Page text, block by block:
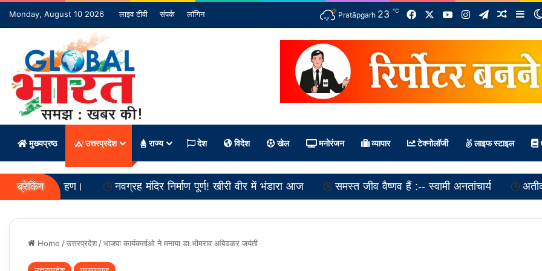
Monday, August 10 2026 लाइव टीवी संपर्क लॉगिन Pratāpgarh 23 ℃ FacebookYouTubeInstagram
Telegram
मुख्यप्रष्ठ उत्तरप्रदेश राज्य देश विदेश खेल मनोरंजन व्यापार टेक्नोलॉजी लाइफ स्टाइल
ब्रेकिंग
नवग्रह मंदिर निर्माण पूर्ण! खीरी वीर में भंडारा आज समस्त जीव वैष्णव हैं :-- स्वामी अनतांचार्य अतीक अहमद के बेटे समेत
Home /उत्तरप्रदेश /भाजपा कार्यकर्ताओ ने मनाया डा.भीमराव आंबेडकर जयंती